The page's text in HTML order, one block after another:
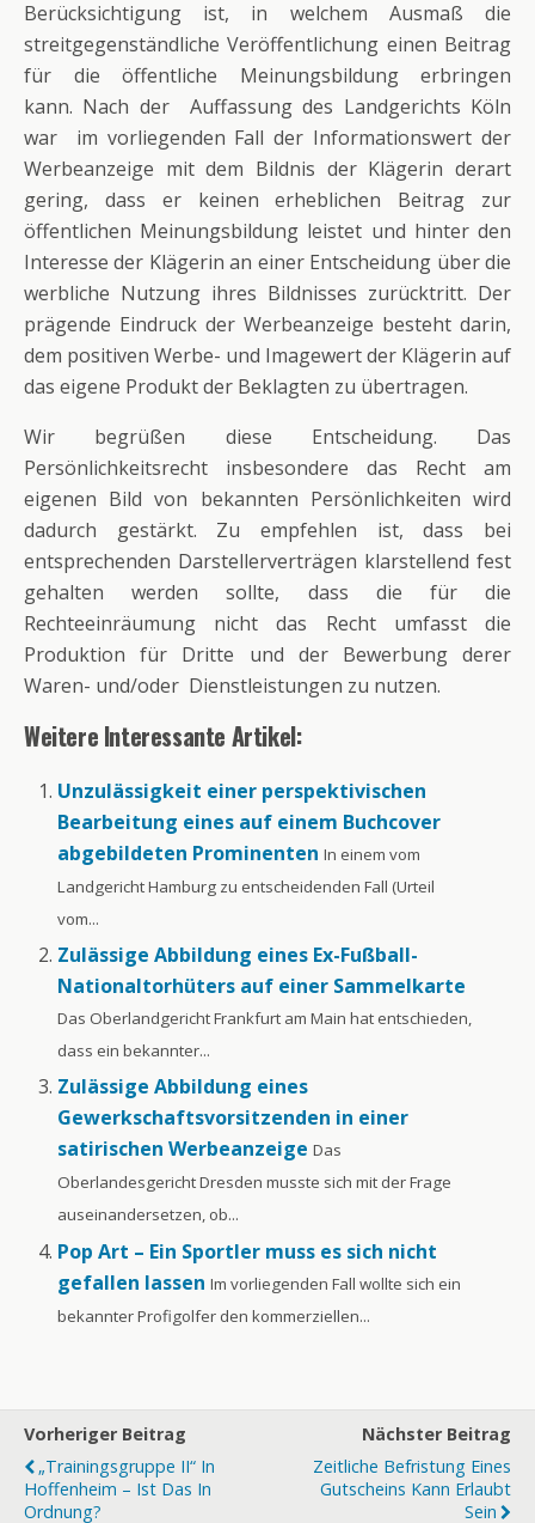
Berücksichtigung ist, in welchem Ausmaß die
streitgegenständliche Veröffentlichung einen Beitrag
für die öffentliche Meinungsbildung erbringen
kann. Nach der Auffassung des Landgerichts Köln
war im vorliegenden Fall der Informationswert der
Werbeanzeige mit dem Bildnis der Klägerin derart
gering, dass er keinen erheblichen Beitrag zur
öffentlichen Meinungsbildung leistet und hinter den
Interesse der Klägerin an einer Entscheidung über die
werbliche Nutzung ihres Bildnisses zurücktritt. Der
prägende Eindruck der Werbeanzeige besteht darin,
dem positiven Werbe- und Imagewert der Klägerin auf
das eigene Produkt der Beklagten zu übertragen.
Wir begrüßen diese Entscheidung. Das
Persönlichkeitsrecht insbesondere das Recht am
eigenen Bild von bekannten Persönlichkeiten wird
dadurch gestärkt. Zu empfehlen ist, dass bei
entsprechenden Darstellerverträgen klarstellend fest
gehalten werden sollte, dass die für die
Rechteeinräumung nicht das Recht umfasst die
Produktion für Dritte und der Bewerbung derer
Waren- und/oder Dienstleistungen zu nutzen.
Weitere Interessante Artikel:
Unzulässigkeit einer perspektivischen
Bearbeitung eines auf einem Buchcover
abgebildeten Prominenten In einem vom
Landgericht Hamburg zu entscheidenden Fall (Urteil
vom...
Zulässige Abbildung eines Ex-Fußball-
Nationaltorhüters auf einer Sammelkarte
Das Oberlandgericht Frankfurt am Main hat entschieden,
dass ein bekannter...
Zulässige Abbildung eines
Gewerkschaftsvorsitzenden in einer
satirischen Werbeanzeige Das
Oberlandesgericht Dresden musste sich mit der Frage
auseinandersetzen, ob...
Pop Art – Ein Sportler muss es sich nicht
gefallen lassen Im vorliegenden Fall wollte sich ein
bekannter Profigolfer den kommerziellen...
Vorheriger Beitrag
„Trainingsgruppe II“ In
Hoffenheim – Ist Das In
Ordnung?
Nächster Beitrag
Zeitliche Befristung Eines
Gutscheins Kann Erlaubt
Sein